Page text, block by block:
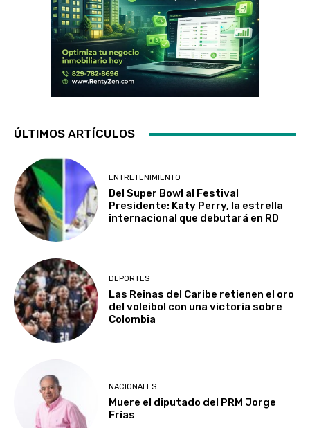
ÚLTIMOS ARTÍCULOS
ENTRETENIMIENTO
Del Super Bowl al Festival
Presidente: Katy Perry, la estrella
internacional que debutará en RD
DEPORTES
Las Reinas del Caribe retienen el oro
del voleibol con una victoria sobre
Colombia
NACIONALES
Muere el diputado del PRM Jorge
Frías